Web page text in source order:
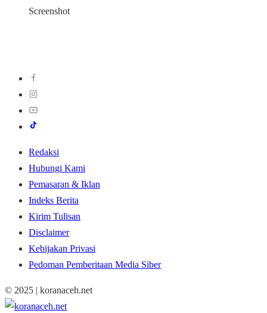
Screenshot
Redaksi
Hubungi Kami
Pemasaran & Iklan
Indeks Berita
Kirim Tulisan
Disclaimer
Kebijakan Privasi
Pedoman Pemberitaan Media Siber
© 2025 | koranaceh.net